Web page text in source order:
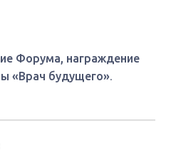
Форума, награждение
«Врач будущего».